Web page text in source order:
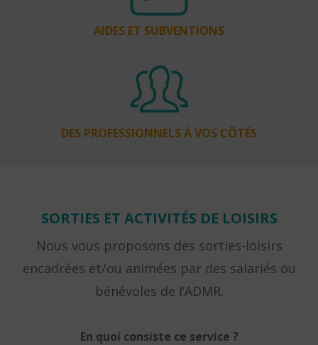
AIDES ET SUBVENTIONS
DES PROFESSIONNELS À VOS CÔTÉS
SORTIES ET ACTIVITÉS DE LOISIRS
Nous vous proposons des sorties-loisirs
encadrées et/ou animées par des salariés ou
bénévoles de l’ADMR.
En quoi consiste ce service ?